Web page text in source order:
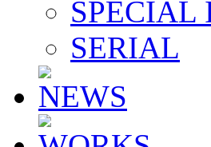
SPECIAL
SERIAL